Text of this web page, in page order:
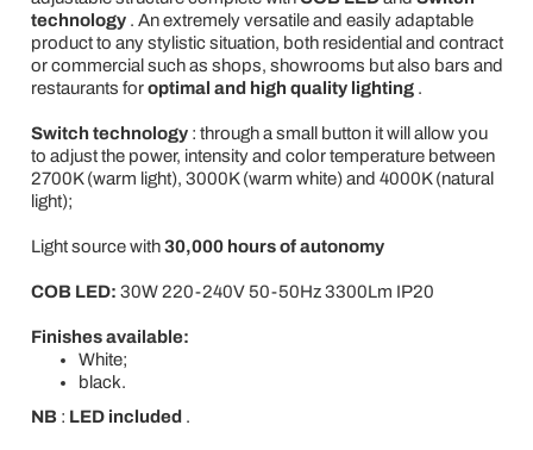
technology. An extremely versatile and easily adaptable
product to any stylistic situation, both residential and contract
or commercial such as shops, showrooms but also bars and
restaurants foroptimal and high quality lighting.
Switch technology: through a small button it will allow you
to adjust the power, intensity and color temperature between
2700K (warm light), 3000K (warm white) and 4000K (natural
light);
Light source with30,000 hours of autonomy
COB LED: 30W 220-240V 50-50Hz 3300Lm IP20
Finishes available:
White;
black.
NB: LED included .